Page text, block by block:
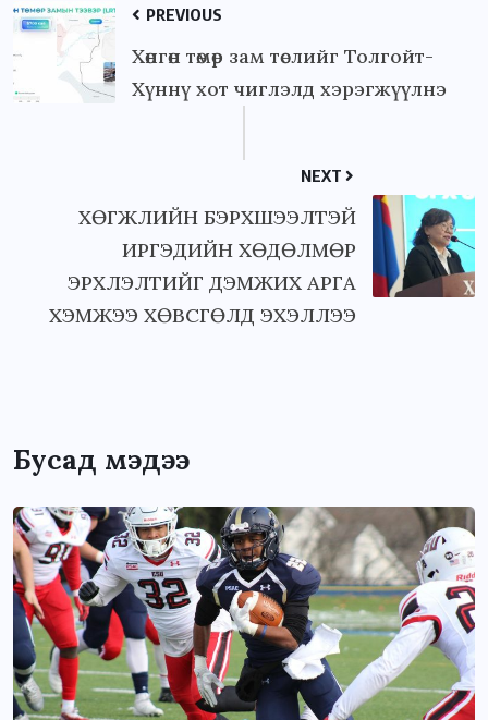
PREVIOUS
Хөнгөн төмөр зам төслийг Толгойт-
Хүннү хот чиглэлд хэрэгжүүлнэ
NEXT
ХӨГЖЛИЙН БЭРХШЭЭЛТЭЙ
ИРГЭДИЙН ХӨДӨЛМӨР
ЭРХЛЭЛТИЙГ ДЭМЖИХ АРГА
ХЭМЖЭЭ ХӨВСГӨЛД ЭХЭЛЛЭЭ
Бусад мэдээ